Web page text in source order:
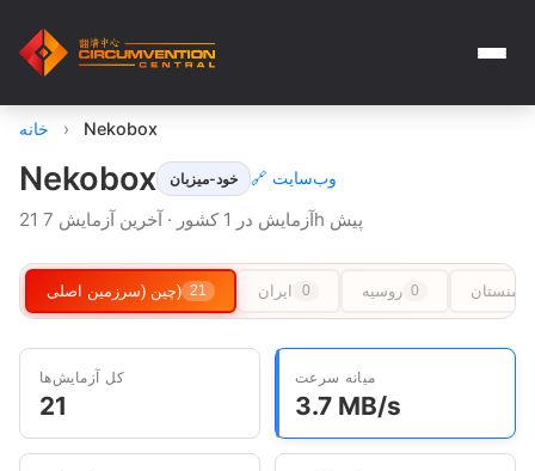
خانه › Nekobox
Nekobox خود-میزبان 🔗 وب‌سایت
21 آزمایش در 1 کشور · آخرین آزمایش 7h پیش
چین (سرزمین اصلی) 21 ایران 0 روسیه 0
کل آزمایش‌ها
21
میانه سرعت
3.7 MB/s